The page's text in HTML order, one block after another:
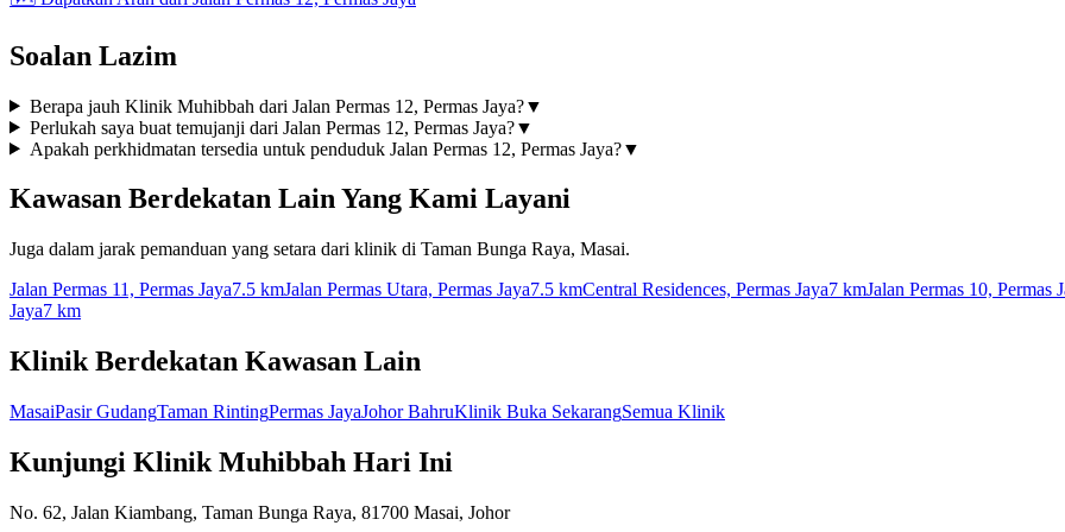
Soalan Lazim
Berapa jauh Klinik Muhibbah dari Jalan Permas 12, Permas Jaya?▼
Perlukah saya buat temujanji dari Jalan Permas 12, Permas Jaya?▼
Apakah perkhidmatan tersedia untuk penduduk Jalan Permas 12, Permas Jaya?▼
Kawasan Berdekatan Lain Yang Kami Layani
Juga dalam jarak pemanduan yang setara dari klinik di Taman Bunga Raya, Masai.
Jalan Permas 11, Permas Jaya7.5 kmJalan Permas Utara, Permas Jaya7.5 kmCentral Residences, Permas Jaya7 kmJalan Permas 10, Permas
Jaya7 km
Klinik Berdekatan Kawasan Lain
MasaiPasir GudangTaman RintingPermas JayaJohor BahruKlinik Buka SekarangSemua Klinik
Kunjungi Klinik Muhibbah Hari Ini
No. 62, Jalan Kiambang, Taman Bunga Raya, 81700 Masai, Johor